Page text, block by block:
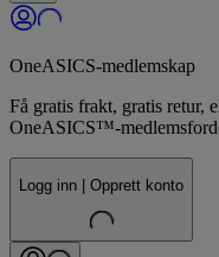
OneASICS-medlemskap
Få gratis frakt, gratis retur,
OneASICS™-
Logg inn | Opprett konto